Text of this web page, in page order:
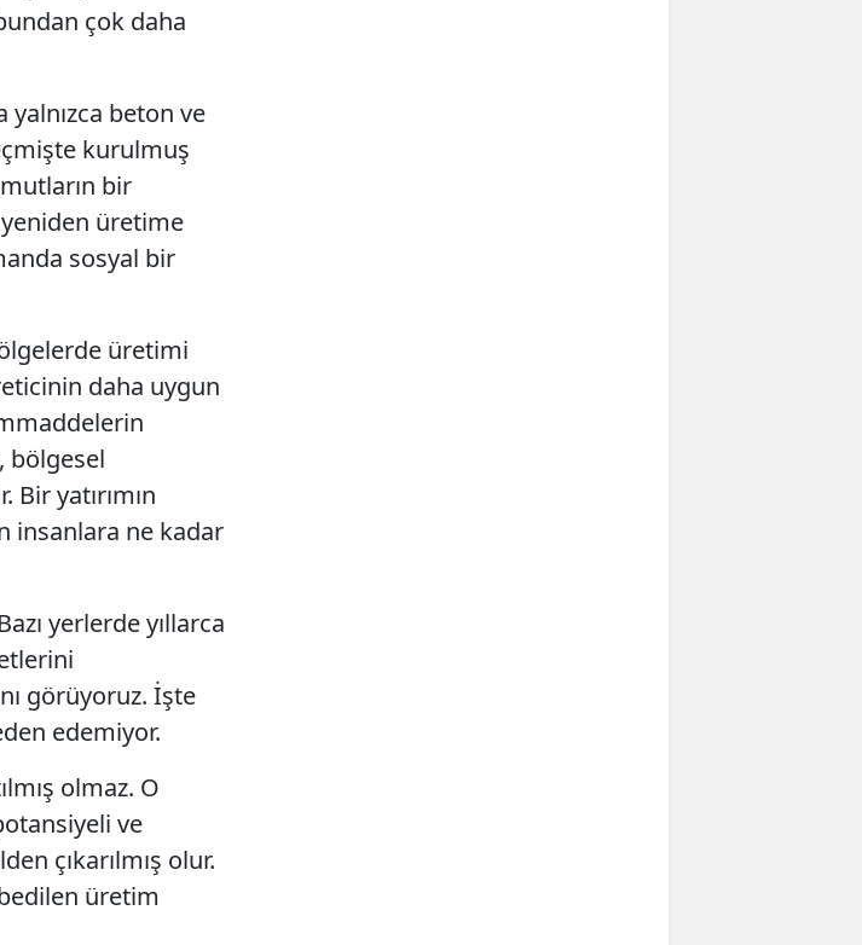
İzmir
Kayseri
Kırklareli
Kırşehir
Konya
Kütahya
Manisa
Mardin
Muş
Nevşehir
Niğde
Ordu
çok daha
beton ve
kurulmuş
bir
yeniden üretime
sosyal bir
üretimi
daha uygun
bölgesel
Bir yatırımın
insanlara ne kadar
yerlerde yıllarca
görüyoruz. İşte
edemiyor.
olmaz. O
ve
çıkarılmış olur.
üretim